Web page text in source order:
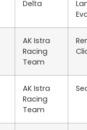
Delta
AK Istra
Racing
Team
AK Istra
Racing
Team